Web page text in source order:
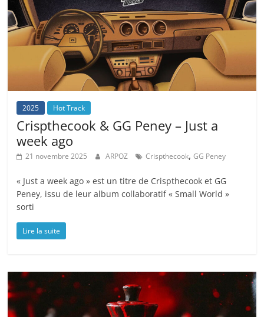
2025 Hot Track
Crispthecook & GG Peney – Just a
week ago
21 novembre 2025 ARPOZ Crispthecook,GG Peney
« Just a week ago » est un titre de Crispthecook et GG
Peney, issu de leur album collaboratif « Small World »
sorti
Lire la suite